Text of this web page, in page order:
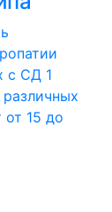
с СД 1
от 15 до